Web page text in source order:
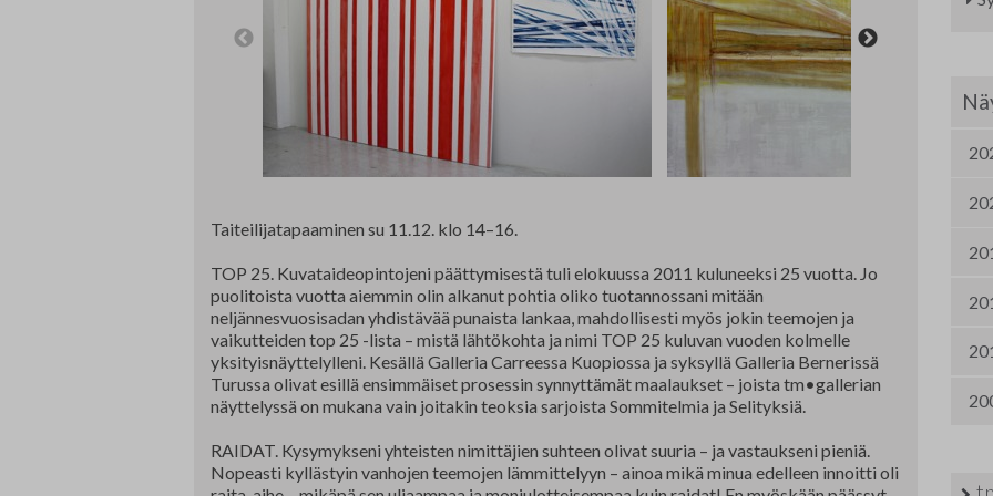
Projektit
Luottamushenkilöt
Allergiatalon näyttelyt 2015-2021
Taiteilijatapaaminen su 11.12. klo 14–16.
TOP 25. Kuvataideopintojeni päättymisestä tuli elokuussa 2011 kuluneeksi 25 vuotta. Jo
puolitoista vuotta aiemmin olin alkanut pohtia oliko tuotannossani mitään
neljännesvuosisadan yhdistävää punaista lankaa, mahdollisesti myös jokin teemojen ja
vaikutteiden top 25 -lista – mistä lähtökohta ja nimi TOP 25 kuluvan vuoden kolmelle
yksityisnäyttelylleni. Kesällä Galleria Carreessa Kuopiossa ja syksyllä Galleria Bernerissä
Turussa olivat esillä ensimmäiset prosessin synnyttämät maalaukset – joista tm•gallerian
näyttelyssä on mukana vain joitakin teoksia sarjoista Sommitelmia ja Selityksiä.
RAIDAT. Kysymykseni yhteisten nimittäjien suhteen olivat suuria – ja vastaukseni pieniä.
Nopeasti kyllästyin vanhojen teemojen lämmittelyyn – ainoa mikä minua edelleen innoitti oli